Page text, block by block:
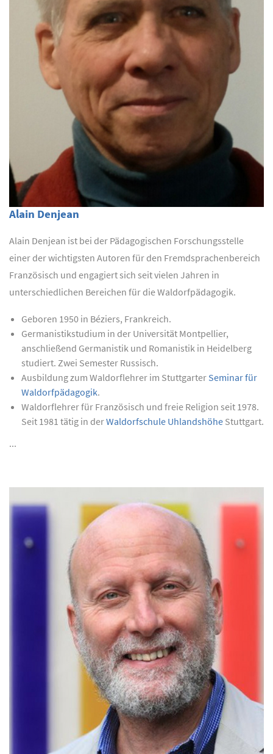
Alain Denjean
Alain Denjean ist bei der Pädagogischen Forschungsstelle
einer der wichtigsten Autoren für den Fremdsprachenbereich
Französisch und engagiert sich seit vielen Jahren in
unterschiedlichen Bereichen für die Waldorfpädagogik.
Geboren 1950 in Béziers, Frankreich.
Germanistikstudium in der Universität Montpellier,
anschließend Germanistik und Romanistik in Heidelberg
studiert. Zwei Semester Russisch.
Ausbildung zum Waldorflehrer im Stuttgarter Seminar für
Waldorfpädagogik.
Waldorflehrer für Französisch und freie Religion seit 1978.
Seit 1981 tätig in derWaldorfschule Uhlandshöhe Stuttgart.
...